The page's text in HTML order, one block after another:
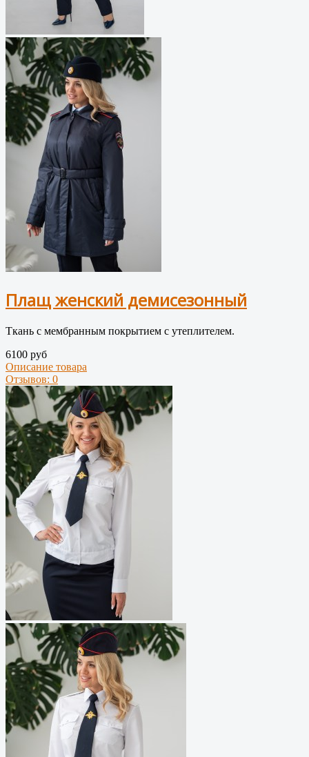
Плащ женский демисезонный
Ткань с мембранным покрытием с утеплителем.
6100 руб
Описание товара
Отзывов: 0